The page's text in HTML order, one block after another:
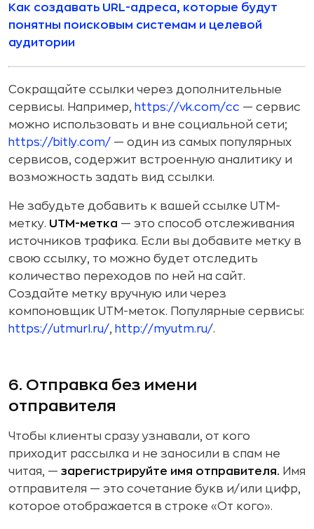
Как создавать URL-адреса, которые будут
понятны поисковым системам и целевой
аудитории
Сокращайте ссылки через дополнительные
сервисы. Например, https://vk.com/cc — сервис
можно использовать и вне социальной сети;
https://bitly.com/ — один из самых популярных
сервисов, содержит встроенную аналитику и
возможность задать вид ссылки.
Не забудьте добавить к вашей ссылке UTM-
метку. UTM-метка — это способ отслеживания
источников трафика. Если вы добавите метку в
свою ссылку, то можно будет отследить
количество переходов по ней на сайт.
Создайте метку вручную или через
компоновщик UTM-меток. Популярные сервисы:
https://utmurl.ru/, http://myutm.ru/.
6. Отправка без имени
отправителя
Чтобы клиенты сразу узнавали, от кого
приходит рассылка и не заносили в спам не
читая, — зарегистрируйте имя отправителя. Имя
отправителя — это сочетание букв и/или цифр,
которое отображается в строке «От кого».